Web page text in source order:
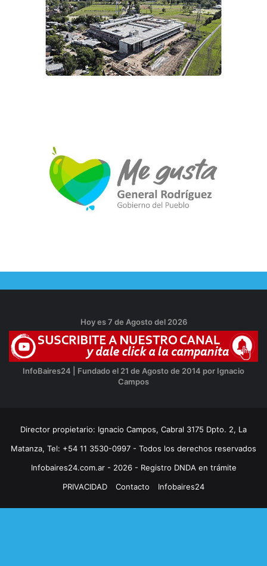
Hoy es 7 de Agosto del 2026
InfoBaires24 | Fundado el 21 de Agosto de 2014 por Ignacio
Campos
Director propietario: Ignacio Campos, Cabral 3175 Dpto. 2, La
Matanza, Tel: +54 11 3530-0997 - Todos los derechos reservados
Infobaires24.com.ar - 2026 - Registro DNDA en trámite
PRIVACIDAD
Contacto Infobaires24